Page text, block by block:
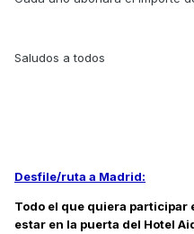
Saludos a todos
Desfile/ruta a Madrid:
Todo el que quiera
estar en la puerta del Hotel